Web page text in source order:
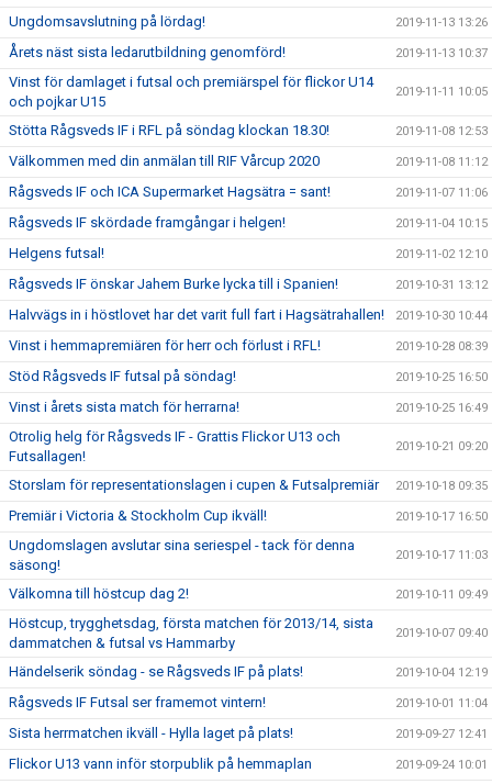
Ungdomsavslutning på lördag! 2019-11-13 13:26
Årets näst sista ledarutbildning genomförd! 2019-11-13 10:37
Vinst för damlaget i futsal och premiärspel för flickor U14
och pojkar U15
2019-11-11 10:05
Stötta Rågsveds IF i RFL på söndag klockan 18.30! 2019-11-08 12:53
Välkommen med din anmälan till RIF Vårcup 2020 2019-11-08 11:12
Rågsveds IF och ICA Supermarket Hagsätra = sant! 2019-11-07 11:06
Rågsveds IF skördade framgångar i helgen! 2019-11-04 10:15
Helgens futsal! 2019-11-02 12:10
Rågsveds IF önskar Jahem Burke lycka till i Spanien! 2019-10-31 13:12
Halvvägs in i höstlovet har det varit full fart i Hagsätrahallen! 2019-10-30 10:44
Vinst i hemmapremiären för herr och förlust i RFL! 2019-10-28 08:39
Stöd Rågsveds IF futsal på söndag! 2019-10-25 16:50
Vinst i årets sista match för herrarna! 2019-10-25 16:49
Otrolig helg för Rågsveds IF - Grattis Flickor U13 och
Futsallagen!
2019-10-21 09:20
Storslam för representationslagen i cupen & Futsalpremiär 2019-10-18 09:35
Premiär i Victoria & Stockholm Cup ikväll! 2019-10-17 16:50
Ungdomslagen avslutar sina seriespel - tack för denna
säsong!
2019-10-17 11:03
Välkomna till höstcup dag 2! 2019-10-11 09:49
Höstcup, trygghetsdag, första matchen för 2013/14, sista
dammatchen & futsal vs Hammarby
2019-10-07 09:40
Händelserik söndag - se Rågsveds IF på plats! 2019-10-04 12:19
Rågsveds IF Futsal ser framemot vintern! 2019-10-01 11:04
Sista herrmatchen ikväll - Hylla laget på plats! 2019-09-27 12:41
Flickor U13 vann inför storpublik på hemmaplan 2019-09-24 10:01